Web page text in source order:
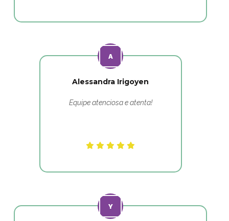
Alessandra Irigoyen
Equipe atenciosa e atenta!